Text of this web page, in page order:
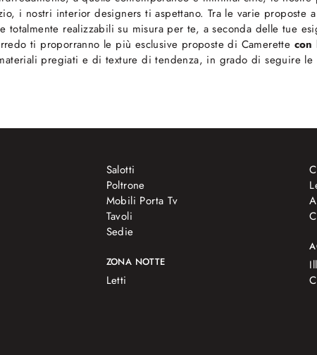
i nostri interior designers ti aspettano. Tra le varie proposte
totalmente realizzabili su misura per te, a seconda delle tue
ti proporranno le più esclusive proposte di Camerette con
pregiati e di texture di tendenza, in grado di seguire le
Salotti
Poltrone
Mobili Porta Tv
Tavoli
Sedie
ZONA NOTTE
Letti